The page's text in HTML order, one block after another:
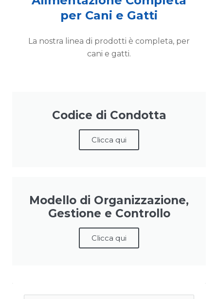
per Cani e Gatti
La nostra linea di prodotti è completa, per
cani e gatti.
Codice di Condotta
Clicca qui
Modello di Organizzazione,
Gestione e Controllo
Clicca qui